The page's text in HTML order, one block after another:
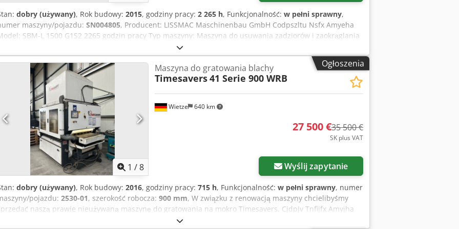
dobry (używany), Rok budowy: 2015, godziny pracy: 2 265 h, Funkcjonalność: w pełni sprawny,
maszyny/pojazdu: SN004805, Producent: LISSMAC Maschinenbau GmbH Codpszltu Nsfx Amyeha
SBM-L 1500 G1S2 2265 godzin pracy Typ maszyny: Maszyna do usuwania zadziorów i zaokrąglania
krawędzi Szerokość robocza: 1500 mm / 2 stoły robocze z napędem Obróbka: Dwustronna w jednym cyklu
produkcji: 2015 Bez systemu odciągu Maszyna jest sprzedawana w związku z modernizacją zakładu.
Dostępna od ręki Możliwość obejrzenia w dowolnym terminie po wcześniejszym uzgodnieniu. Ogłoszenia
1 /8
Wietze 640 km
Maszyna do gratowania blachy
Timesavers41 Serie 900 WRB
27 500 €35 500 €
SK plus VAT
Wyślij zapytanie
dobry (używany), Rok budowy: 2016, godziny pracy: 715 h, Funkcjonalność: w pełni sprawny, numer
pojazdu: 2530-01, szerokość robocza: 900 mm, W związku z renowacją maszyny chcielibyśmy
naszą prawie nieużywaną maszynę do gratowania na mokro Timesavers. Cjdpjv Tnfijfx Amyjha
Maszynę można obejrzeć i przetestować; jest na żywo. Jeśli masz jakieś pytania, skontaktuj się z nami